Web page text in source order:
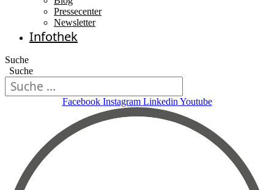
Pressecenter
Newsletter
Infothek
Suche
Suche
Facebook Instagram Linkedin Youtube